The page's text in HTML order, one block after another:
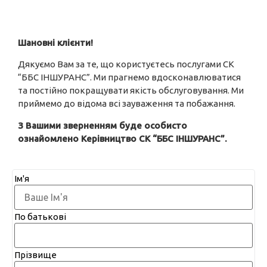
Шановні клієнти!
Дякуємо Вам за те, що користуєтесь послугами СК
“ББС ІНШУРАНС”. Ми прагнемо вдосконавлюватися
та постійно покращувати якість обслуговування. Ми
приймемо до відома всі зауваження та побажання.
З Вашими зверненням буде особисто
ознайомлено Керівництво СК “ББС ІНШУРАНС”.
Ім'я
По батькові
Прізвище